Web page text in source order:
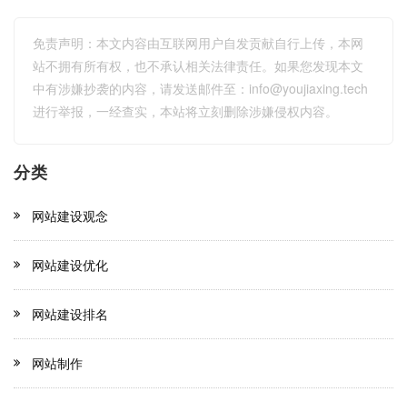
免责声明：本文内容由互联网用户自发贡献自行上传，本网
站不拥有所有权，也不承认相关法律责任。如果您发现本文
中有涉嫌抄袭的内容，请发送邮件至： info@youjiaxing.tech
进行举报，一经查实，本站将立刻删除涉嫌侵权内容。
分类
网站建设观念
网站建设优化
网站建设排名
网站制作